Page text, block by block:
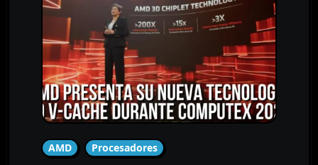
AMD Procesadores